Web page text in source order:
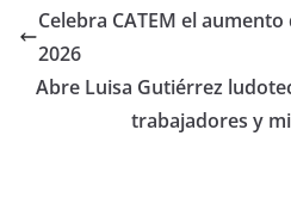
Celebra CATEM el
2026
Abre Luisa Gutiérrez
trabajadores y